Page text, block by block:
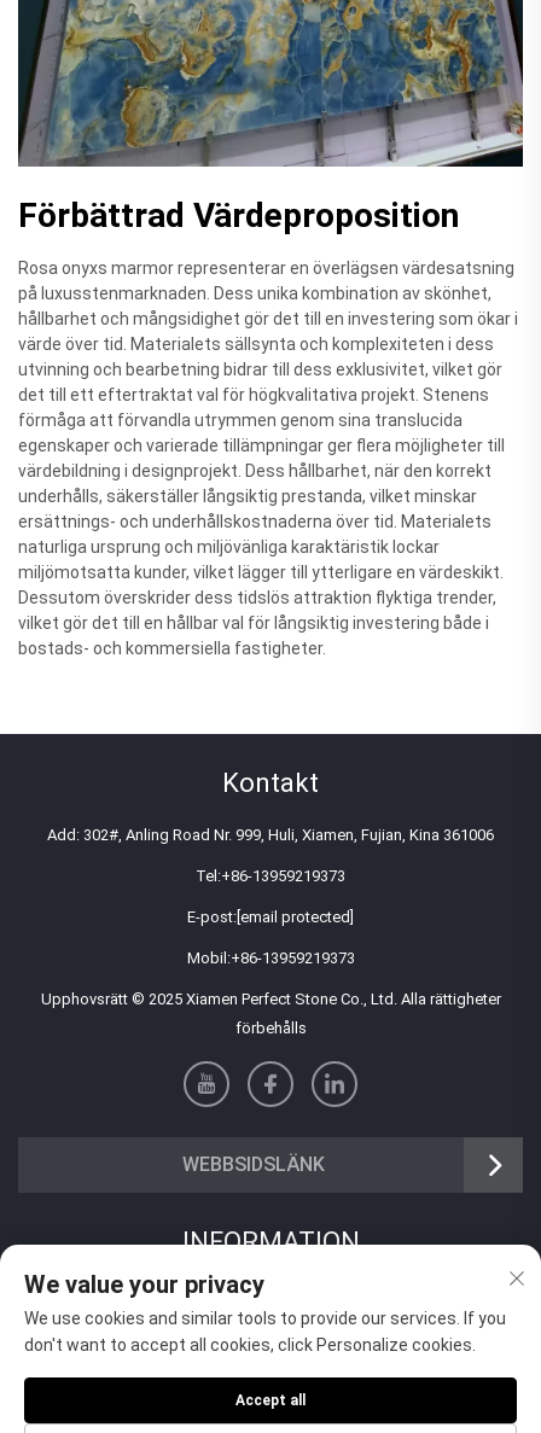
Förbättrad Värdeproposition
Rosa onyxs marmor representerar en överlägsen värdesatsning
på luxusstenmarknaden. Dess unika kombination av skönhet,
hållbarhet och mångsidighet gör det till en investering som ökar i
värde över tid. Materialets sällsynta och komplexiteten i dess
utvinning och bearbetning bidrar till dess exklusivitet, vilket gör
det till ett eftertraktat val för högkvalitativa projekt. Stenens
förmåga att förvandla utrymmen genom sina translucida
egenskaper och varierade tillämpningar ger flera möjligheter till
värdebildning i designprojekt. Dess hållbarhet, när den korrekt
underhålls, säkerställer långsiktig prestanda, vilket minskar
ersättnings- och underhållskostnaderna över tid. Materialets
naturliga ursprung och miljövänliga karaktäristik lockar
miljömotsatta kunder, vilket lägger till ytterligare en värdeskikt.
Dessutom överskrider dess tidslös attraktion flyktiga trender,
vilket gör det till en hållbar val för långsiktig investering både i
bostads- och kommersiella fastigheter.
Kontakt
Add: 302#, Anling Road Nr. 999, Huli, Xiamen, Fujian, Kina 361006
Tel:+86-13959219373
E-post:[email protected]
Mobil:+86-13959219373
Upphovsrätt © 2025 Xiamen Perfect Stone Co., Ltd. Alla rättigheter
förbehålls
WEBBSIDSLÄNK
INFORMATION
Registrera dig för att ta emot vårt veckovisa nyhetsbrev
We value your privacy
We use cookies and similar tools to provide our services. If you
don't want to accept all cookies, click Personalize cookies.
Accept all